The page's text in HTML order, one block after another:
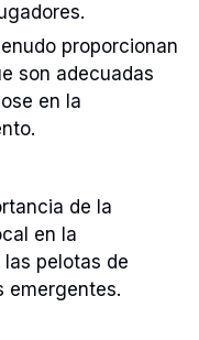
proporcionan
son adecuadas
en la
de la
en la
pelotas de
emergentes.